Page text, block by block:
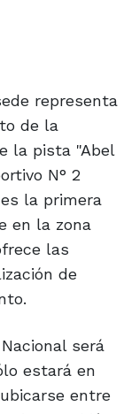
representa
de la
la pista "Abel
N° 2
la primera
en la zona
las
de
será
estará en
entre